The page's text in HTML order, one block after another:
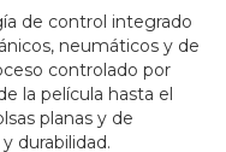
de control integrado
neumáticos y de
controlado por
la película hasta el
planas y de
durabilidad.